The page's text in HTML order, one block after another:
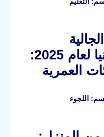
السورية في ألمانيا لعام 2025:
العمرية
اللجوء